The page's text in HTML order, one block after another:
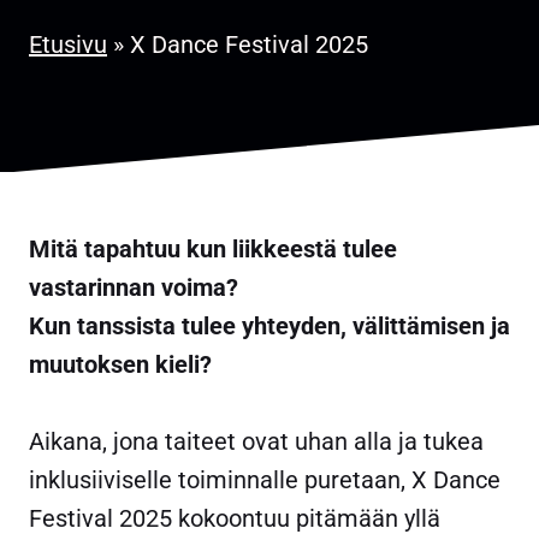
Etusivu » X Dance Festival 2025
Mitä tapahtuu kun liikkeestä tulee
vastarinnan voima?
Kun tanssista tulee yhteyden, välittämisen ja
muutoksen kieli?
Aikana, jona taiteet ovat uhan alla ja tukea
inklusiiviselle toiminnalle puretaan, X Dance
Festival 2025 kokoontuu pitämään yllä